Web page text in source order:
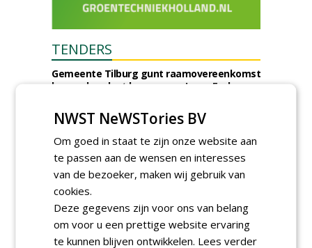
TENDERS
Gemeente Tilburg gunt raamovereenkomst
kap en herplant bomen aan J. van Esch.
Gemeente Tilburg gunt ecologische
boslandschap Rugdijk aan Van Helvoirt
Groenprojecten
vrijdag 7 augustus 2026
Gemeente Eindhoven gunt groot
onderhoud ''Stedelijk bos'' binnen de
bebouwingscontour houtkap aan
Boomrooierij Weijtmans.
donderdag 6 augustus 2026
NWST NeWSTories BV
Om goed in staat te zijn onze website aan
te passen aan de wensen en interesses
van de bezoeker, maken wij gebruik van
cookies.
Deze gegevens zijn voor ons van belang
om voor u een prettige website ervaring
te kunnen blijven ontwikkelen. Lees verder